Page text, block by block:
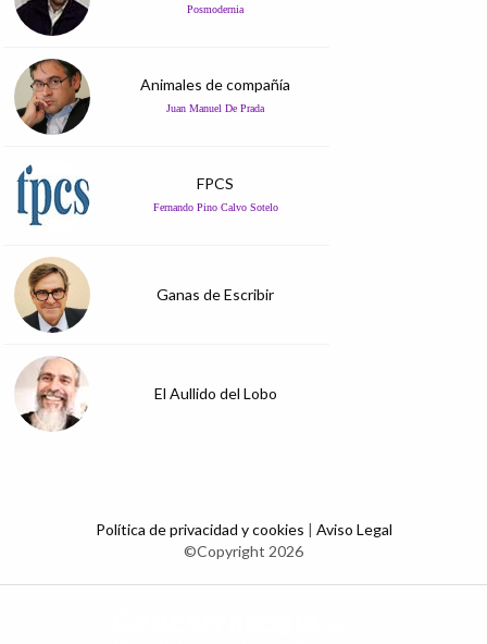
Posmodernia
Animales de compañía
Juan Manuel De Prada
FPCS
Fernando Pino Calvo Sotelo
Ganas de Escribir
El Aullido del Lobo
Política de privacidad y cookies | Aviso Legal
©Copyright 2026